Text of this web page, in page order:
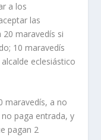
a los
las
20 maravedí­s si
10 maravedí­s
eclesiástico
maravedí­s, a no
paga entrada, y
pagan 2